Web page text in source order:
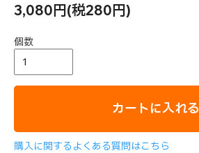
3,080円(税280円)
個数
カートに入れる
購入に関するよくある質問はこちら